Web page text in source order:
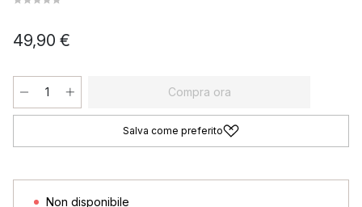
49,90 €
Compra ora
Salva come preferito
Non disponibile